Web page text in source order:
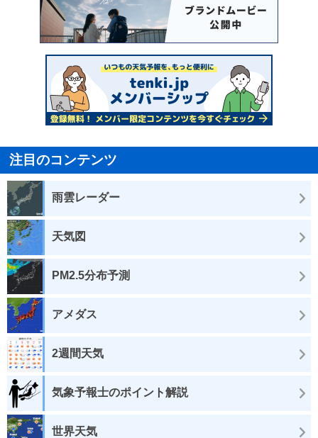
注目のコンテンツ
雨雲レーダー
天気図
PM2.5分布予測
アメダス
2週間天気
気象予報士のポイント解説
世界天気